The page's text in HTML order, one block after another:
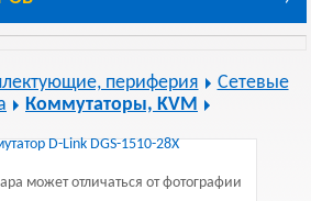
периферия
Сетевые
Коммутаторы, KVM
может отличаться от фотографии